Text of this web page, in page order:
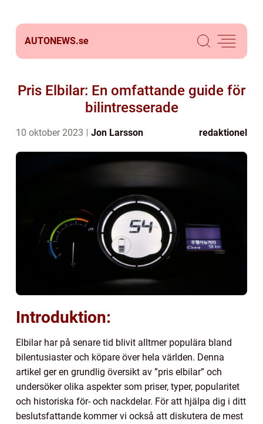
AUTONEWS.se
Pris Elbilar: En omfattande guide för
bilintresserade
10 oktober 2023 Jon Larsson redaktionel
Introduktion:
Elbilar har på senare tid blivit alltmer populära bland
bilentusiaster och köpare över hela världen. Denna
artikel ger en grundlig översikt av ”pris elbilar” och
undersöker olika aspekter som priser, typer, popularitet
och historiska för- och nackdelar. För att hjälpa dig i ditt
beslutsfattande kommer vi också att diskutera de mest